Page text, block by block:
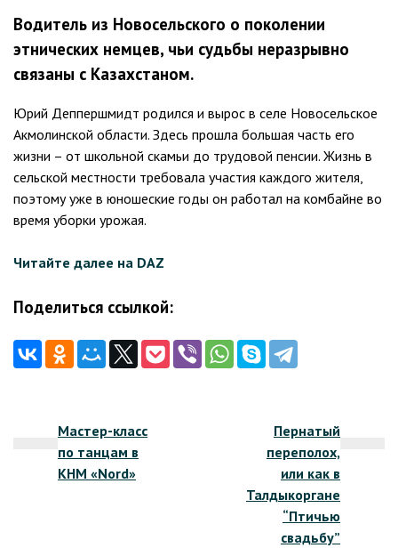
Водитель из Новосельского о поколении
этнических немцев, чьи судьбы неразрывно
связаны с Казахстаном.
Юрий Деппершмидт родился и вырос в селе Новосельское
Акмолинской области. Здесь прошла большая часть его
жизни – от школьной скамьи до трудовой пенсии. Жизнь в
сельской местности требовала участия каждого жителя,
поэтому уже в юношеские годы он работал на комбайне во
время уборки урожая.
Читайте далее на DAZ
Поделиться ссылкой:
записям
Мастер-класс
по танцам в
КНМ «Nord»
Пернатый
переполох,
или как в
Талдыкоргане
“Птичью
свадьбу”